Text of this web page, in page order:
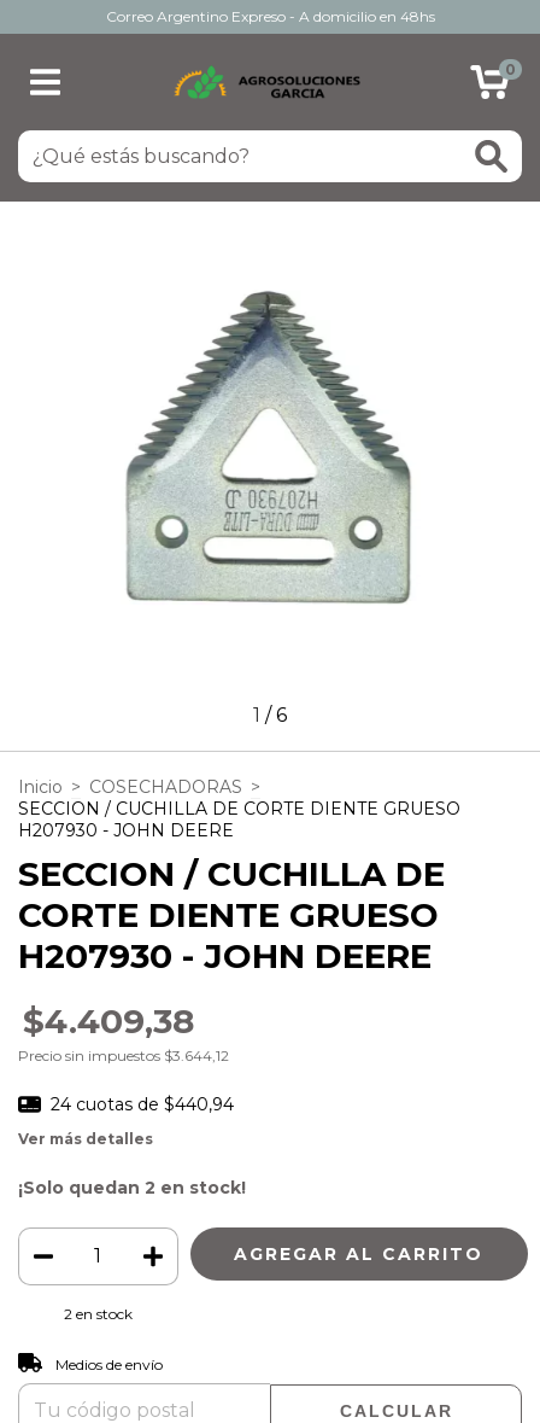
Correo Argentino Expreso - A domicilio en 48hs
0
1 /6
Inicio > COSECHADORAS >
SECCION / CUCHILLA DE CORTE DIENTE GRUESO
H207930 - JOHN DEERE
SECCION / CUCHILLA DE
CORTE DIENTE GRUESO
H207930 - JOHN DEERE
$4.409,38
Precio sin impuestos $3.644,12
24 cuotas de $440,94
Ver más detalles
¡Solo quedan 2 en stock!
2 en stock
Entregas para el CP:
Medios de envío
CALCULAR